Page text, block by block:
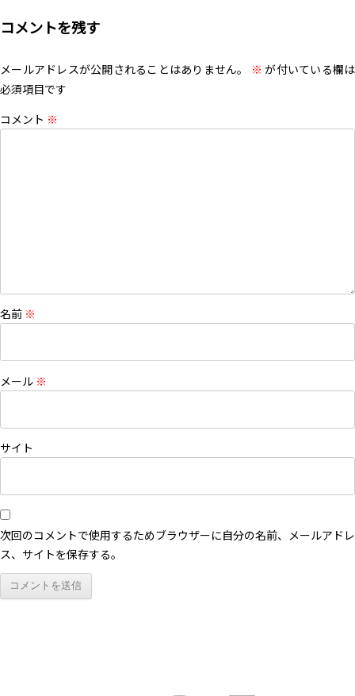
コメントを残す
メールアドレスが公開されることはありません。 ※ が付いている欄は
必須項目です
コメント ※
名前 ※
メール ※
サイト
次回のコメントで使用するためブラウザーに自分の名前、メールアドレ
ス、サイトを保存する。